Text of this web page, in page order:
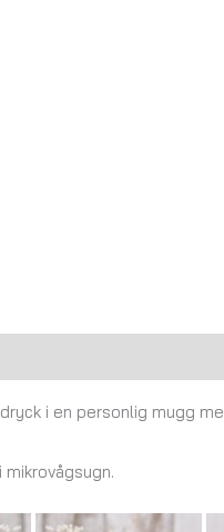
i en personlig mugg
mikrovågsugn.